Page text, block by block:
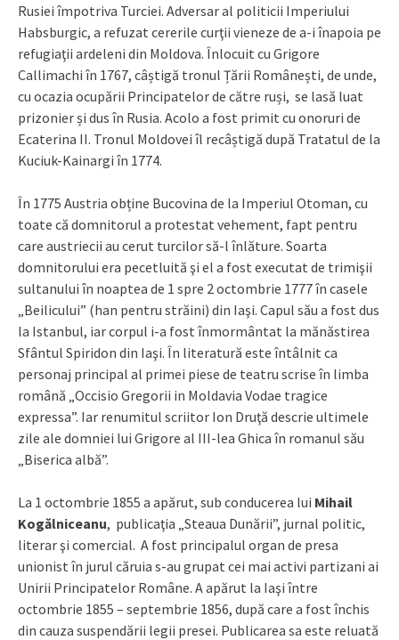
Rusiei împotriva Turciei. Adversar al politicii Imperiului
Habsburgic, a refuzat cererile curţii vieneze de a-i înapoia pe
refugiaţii ardeleni din Moldova. Înlocuit cu Grigore
Callimachi în 1767, câștigă tronul Țării Românești, de unde,
cu ocazia ocupării Principatelor de către ruși, se lasă luat
prizonier și dus în Rusia. Acolo a fost primit cu onoruri de
Ecaterina II. Tronul Moldovei îl recâștigă după Tratatul de la
Kuciuk-Kainargi în 1774.
În 1775 Austria obține Bucovina de la Imperiul Otoman, cu
toate că domnitorul a protestat vehement, fapt pentru
care austriecii au cerut turcilor să-l înlăture. Soarta
domnitorului era pecetluită şi el a fost executat de trimişii
sultanului în noaptea de 1 spre 2 octombrie 1777 în casele
„Beilicului” (han pentru străini) din Iaşi. Capul său a fost dus
la Istanbul, iar corpul i-a fost înmormântat la mănăstirea
Sfântul Spiridon din Iaşi. În literatură este întâlnit ca
personaj principal al primei piese de teatru scrise în limba
română „Occisio Gregorii in Moldavia Vodae tragice
expressa”. Iar renumitul scriitor Ion Druţă descrie ultimele
zile ale domniei lui Grigore al III-lea Ghica în romanul său
„Biserica albă”.
La 1 octombrie 1855 a apărut, sub conducerea lui Mihail
Kogălniceanu, publicaţia „Steaua Dunării”, jurnal politic,
literar şi comercial. A fost principalul organ de presa
unionist în jurul căruia s-au grupat cei mai activi partizani ai
Unirii Principatelor Române. A apărut la Iaşi între
octombrie 1855 – septembrie 1856, după care a fost închis
din cauza suspendării legii presei. Publicarea sa este reluată